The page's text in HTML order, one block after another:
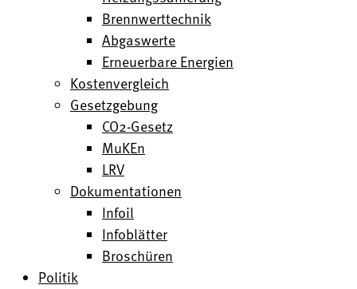
Brennwerttechnik
Abgaswerte
Erneuerbare Energien
Kostenvergleich
Gesetzgebung
CO2-Gesetz
MuKEn
LRV
Dokumentationen
Infoil
Infoblätter
Broschüren
Politik